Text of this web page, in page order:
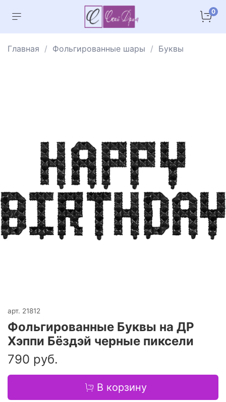
0
Главная Фольгированные шары Буквы
арт. 21812
Фольгированные Буквы на ДР
Хэппи Бёздэй черные пиксели
790 руб.
В корзину